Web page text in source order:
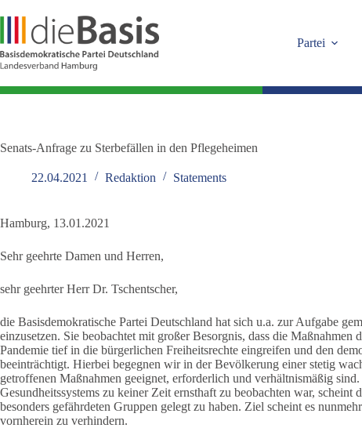
Inhalt
springen
Partei
Senats-Anfrage zu Sterbefällen in den Pflegeheimen
22.04.2021 Redaktion Statements
Hamburg, 13.01.2021
Sehr geehrte Damen und Herren,
sehr geehrter Herr Dr. Tschentscher,
die Basisdemokratische Partei Deutschland hat sich u.a. zur Aufgabe
einzusetzen. Sie beobachtet mit großer Besorgnis, dass die
Pandemie tief in die bürgerlichen Freiheitsrechte eingreifen und den
beeinträchtigt. Hierbei begegnen wir in der Bevölkerung einer stetig
getroffenen Maßnahmen geeignet, erforderlich und verhältnismäßig
Gesundheitssystems zu keiner Zeit ernsthaft zu beobachten war,
besonders gefährdeten Gruppen gelegt zu haben. Ziel scheint es
vornherein zu verhindern.